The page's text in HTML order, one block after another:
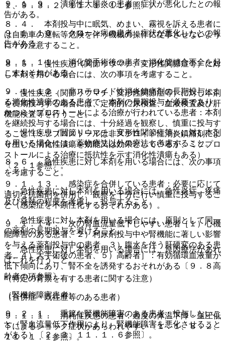
９．１．９． 潰瘍性大腸炎の患者：症状が悪化したとの報
告がある。
９．１．１０． クローン病の患者：症状が悪化したとの報
告がある。
９．１．１１． 消化管手術後の患者：消化管縫合不全を起
こすおそれがある。
９．１．１２． 非ステロイド性消炎鎮痛剤の長期投与によ
る消化性潰瘍のある患者で、本剤の長期投与が必要であり、
かつミソプロストールによる治療が行われている患者：本剤
を継続投与する場合には、十分経過を観察し、慎重に投与す
ること（ミソプロストールは非ステロイド性消炎鎮痛剤によ
り生じた消化性潰瘍を効能又は効果としているが、ミソプロ
ストールによる治療に抵抗性を示す消化性潰瘍もある）
〔２．１参照〕。
９．１．１３． 感染症を合併している患者：必要に応じて
適切な抗菌剤を併用し、観察を十分に行い慎重に投与するこ
と（感染症を不顕性化するおそれがある）。
９．１．１４． 次の腎血流量低下しやすい患者［１）心機
能障害のある患者、２）利尿剤投与中や腎機能に著しい影響
を与える薬剤投与中の患者、３）腹水を伴う肝硬変のある患
者、４）大手術後の患者、５）高齢者］：有効循環血液量が
低下傾向にあり、腎不全を誘発するおそれがある〔９．８高
齢者の項参照〕。
（腎機能障害患者）
９．２．１． 重篤な腎機能障害のある患者：投与しないこ
と（腎血流量低下作用により、腎機能障害を悪化させること
がある）〔２．３、１１．１．６参照〕。
１、９．３．２、１１．１．１１参照〕。
８．４． 本剤投与中に眠気、めまい、霧視を訴える患者に
は自動車の運転等危険を伴う機械の操作に従事させないよう
に十分注意すること。
８．５． 慢性疾患（関節リウマチ、変形性関節症等）に対
し本剤を用いる場合には、次の事項を考慮すること。
・ 慢性疾患（関節リウマチ、変形性関節症等）に対し本剤
を長期投与する場合には、定期的に尿検査、血液検査及び肝
機能検査等を行うこと。
・ 慢性疾患（関節リウマチ、変形性関節症等）に対し本剤
を用いる場合には、薬物療法以外の療法も考慮すること。
８．６． 急性疾患に対し本剤を用いる場合には、次の事項
を考慮すること。
・ 急性疾患に対し本剤を用いる場合には、急性炎症、疼痛
及び発熱の程度を考慮し、投与すること。
・ 急性疾患に対し本剤を用いる場合には、原則として同一
の薬剤の長期投与を避けること。
・ 急性疾患に対し本剤を用いる場合には、原因療法があれ
ばこれを行うこと。
（特定の背景を有する患者に関する注意）
（合併症・既往歴等のある患者）
９．１．１． 消耗性疾患の患者：過度の体温下降・血圧低
下によるショック症状があらわれやすい〔１．１、８．２、
１１．１．１参照〕。